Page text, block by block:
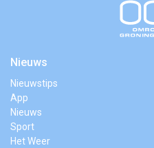
Nieuws
Nieuwstips
App
Nieuws
Sport
Het Weer